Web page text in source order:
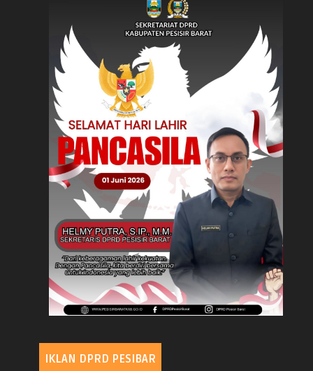
IKLAN DPRD PESIBAR